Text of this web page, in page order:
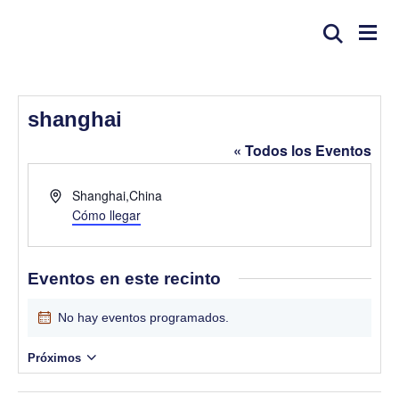
shanghai
« Todos los Eventos
D
e
c
i
n
Shanghai,China
Cómo llegar
Eventos en este recinto
A
i
s
o
No hay eventos programados.
Próximos
S
e